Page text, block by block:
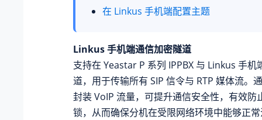
在 Linkus 手机端配置主题
Linkus 手机端通信加密隧道
支持在 Yeastar P 系列 IPPBX 与 Linkus 手机
道，用于传输所有 SIP 信令与 RTP 媒体流。
封装 VoIP 流量，可提升通信安全性，有效防
锁，从而确保分机在受限网络环境中能够正